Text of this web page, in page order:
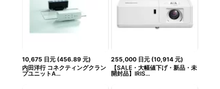
10,675 日元(456.89 元)
内田洋行 コネクティングクラン
プユニットA...
255,000 日元 (10,914 元)
【SALE・大幅値下げ・新品・未
開封品】IRIS...